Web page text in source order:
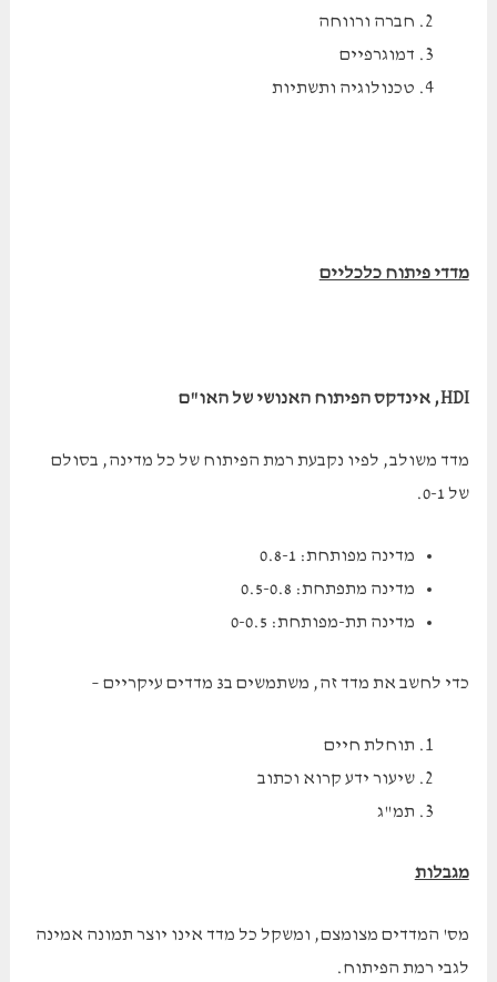
חברה ורווחה
דמוגרפיים
טכנולוגיה ותשתיות
מדדי פיתוח כלכליים
HDI, אינדקס הפיתוח האנושי של האו"ם
מדד משולב, לפיו נקבעת רמת הפיתוח של כל מדינה, בסולם
של 0-1.
מדינה מפותחת: 0.8-1
מדינה מתפתחת: 0.5-0.8
מדינה תת-מפותחת: 0-0.5
כדי לחשב את מדד זה, משתמשים ב3 מדדים עיקריים –
תוחלת חיים
שיעור ידע קרוא וכתוב
תמ"ג
מגבלות
מס' המדדים מצומצם, ומשקל כל מדד אינו יוצר תמונה אמינה
לגבי רמת הפיתוח.